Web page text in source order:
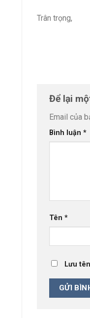
Trân trọng,
Để lại
Email của
Bình luận *
Tên *
Lưu